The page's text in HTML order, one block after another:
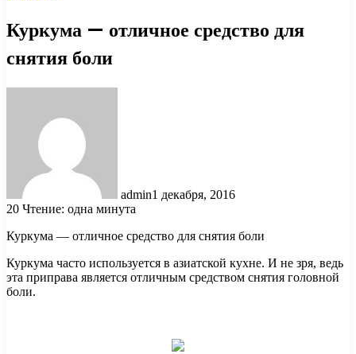
Куркума — отличное средство для
снятия боли
admin1 декабря, 2016
20 Чтение: одна минута
Куркума — отличное средство для снятия боли
Куркума часто используется в азиатской кухне. И не зря, ведь
эта приправа является отличным средством снятия головной
боли.